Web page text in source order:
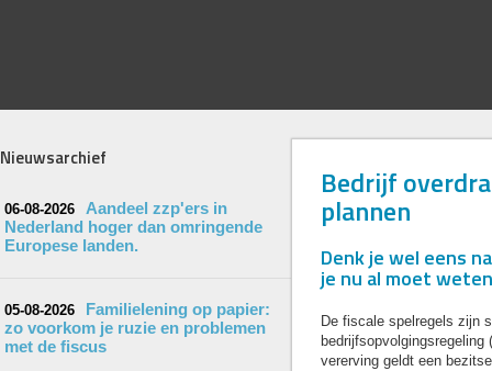
Nieuwsarchief
06-08-2026
Aandeel zzp'ers in
Nederland hoger dan omringende
Europese landen.
05-08-2026
Familielening op papier:
zo voorkom je ruzie en problemen
met de fiscus
Bedrijf
plannen
Denk je wel eens
je nu al moet
De fiscale spelregels zijn
vererving geldt een